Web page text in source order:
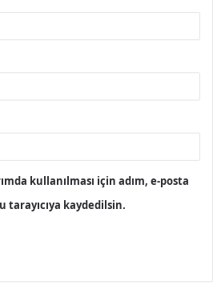
kullanılması için adım, e-posta
tarayıcıya kaydedilsin.